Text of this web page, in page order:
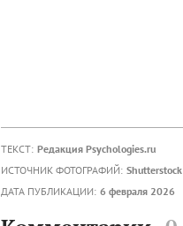
ТЕКСТ: Редакция Psychologies.ru
ИСТОЧНИК ФОТОГРАФИЙ: Shutterstock
ДАТА ПУБЛИКАЦИИ: 6 февраля 2026